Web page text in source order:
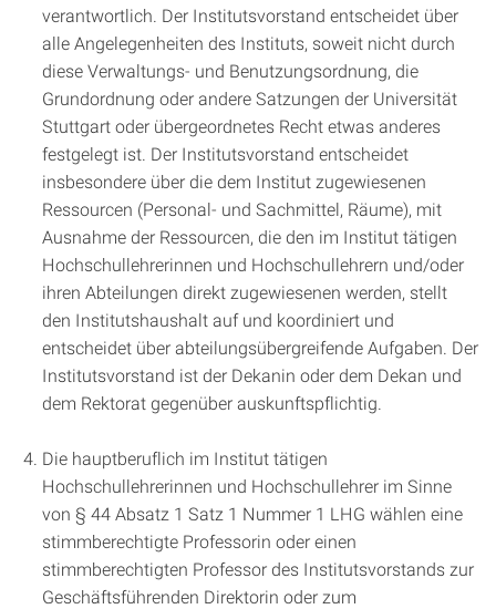
verantwortlich. Der Institutsvorstand entscheidet über
alle Angelegenheiten des Instituts, soweit nicht durch
diese Verwaltungs- und Benutzungsordnung, die
Grundordnung oder andere Satzungen der Universität
Stuttgart oder übergeordnetes Recht etwas anderes
festgelegt ist. Der Institutsvorstand entscheidet
insbesondere über die dem Institut zugewiesenen
Ressourcen (Personal- und Sachmittel, Räume), mit
Ausnahme der Ressourcen, die den im Institut tätigen
Hochschullehrerinnen und Hochschullehrern und/oder
ihren Abteilungen direkt zugewiesenen werden, stellt
den Institutshaushalt auf und koordiniert und
entscheidet über abteilungsübergreifende Aufgaben. Der
Institutsvorstand ist der Dekanin oder dem Dekan und
dem Rektorat gegenüber auskunftspflichtig.
Die hauptberuflich im Institut tätigen
Hochschullehrerinnen und Hochschullehrer im Sinne
von § 44 Absatz 1 Satz 1 Nummer 1 LHG wählen eine
stimmberechtigte Professorin oder einen
stimmberechtigten Professor des Institutsvorstands zur
Geschäftsführenden Direktorin oder zum